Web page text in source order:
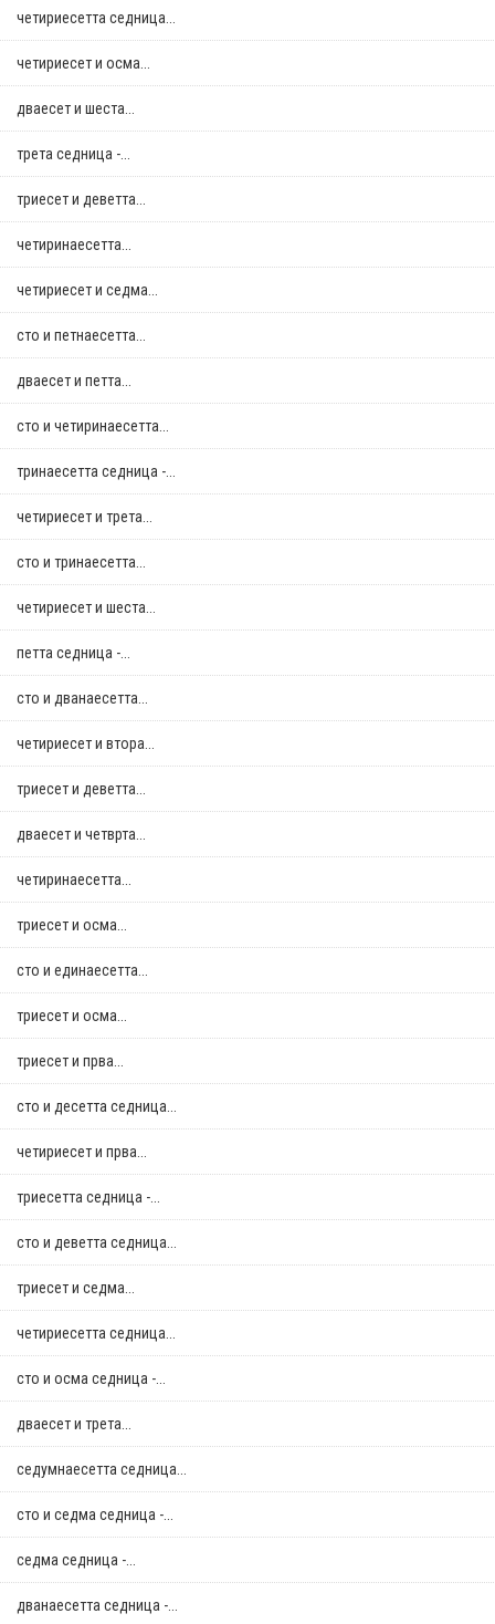
четириесетта седница...
четириесет и осма...
дваесет и шеста...
трета седница -...
триесет и деветта...
четиринаесетта...
четириесет и седма...
сто и петнаесетта...
дваесет и петта...
сто и четиринаесетта...
тринаесетта седница -...
четириесет и трета...
сто и тринаесетта...
четириесет и шеста...
петта седница -...
сто и дванаесетта...
четириесет и втора...
триесет и деветта...
дваесет и четврта...
четиринаесетта...
триесет и осма...
сто и единаесетта...
триесет и осма...
триесет и прва...
сто и десетта седница...
четириесет и прва...
триесетта седница -...
сто и деветта седница...
триесет и седма...
четириесетта седница...
сто и осма седница -...
дваесет и трета...
седумнаесетта седница...
сто и седма седница -...
седма седница -...
дванаесетта седница -...